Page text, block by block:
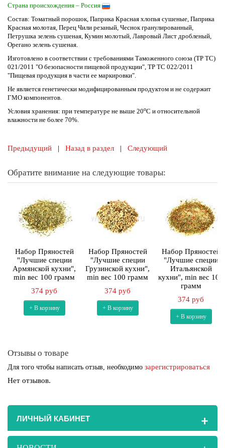
Страна происхождения – Россия
Состав: Томатный порошок, Паприка Красная хлопья сушеные, Паприка
Красная молотая, Перец Чили резаный, Чеснок гранулированный,
Петрушка зелень сушеная, Кумин молотый, Лавровый Лист дробленый,
Орегано зелень сушеная.
Изготовлено в соответствии с требованиями Таможенного союза (ТР ТС)
021/2011 "О безопасности пищевой продукции", ТР ТС 022/2011
"Пищевая продукция в части ее маркировки".
Не является генетически модифицированным продуктом и не содержит
ГМО компонентов.
Условия хранения: при температуре не выше 20оС и относительной
влажности не более 70%.
Предыдущий | Назад в раздел | Следующий
Обратите внимание на следующие товары:
Набор Пряностей
"Лучшие специи
Армянской кухни",
min вес 100 грамм
374 руб
+ В корзину
Набор Пряностей
"Лучшие специи
Грузинской кухни",
min вес 100 грамм
374 руб
+ В корзину
Набор Пряностей
"Лучшие специи
Итальянской
кухни", min вес 100
грамм
374 руб
+ В корзину
Отзывы о товаре
Для того чтобы написать отзыв, необходимо зарегистрироваться
Нет отзывов.
ЛИЧНЫЙ КАБИНЕТ +